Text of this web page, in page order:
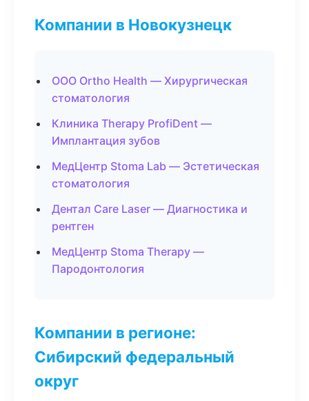
Компании в Новокузнецк
ООО Ortho Health — Хирургическая
стоматология
Клиника Therapy ProfiDent —
Имплантация зубов
МедЦентр Stoma Lab — Эстетическая
стоматология
Дентал Care Laser — Диагностика и
рентген
МедЦентр Stoma Therapy —
Пародонтология
Компании в регионе:
Сибирский федеральный
округ